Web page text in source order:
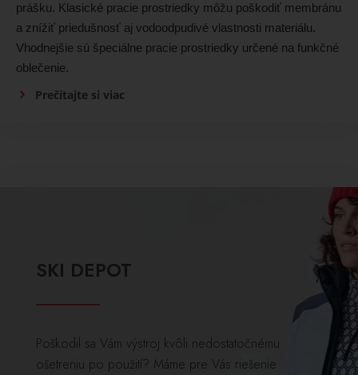
prášku. Klasické pracie prostriedky môžu poškodiť membránu
a znížiť priedušnosť aj vodoodpudivé vlastnosti materiálu.
Vhodnejšie sú špeciálne pracie prostriedky určené na funkčné
oblečenie.
Prečítajte si viac
SKI DEPOT
Poškodil sa Vám výstroj kvôli nedostatočnému
ošetreniu po použití? Máme pre Vás riešenie